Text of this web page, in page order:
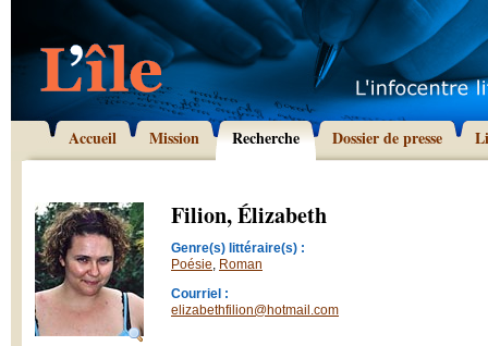
Accueil Mission Recherche Dossier de presse
Filion, Élizabeth
Genre(s) littéraire(s) :
Poésie, Roman
Courriel :
elizabethfilion@hotmail.com